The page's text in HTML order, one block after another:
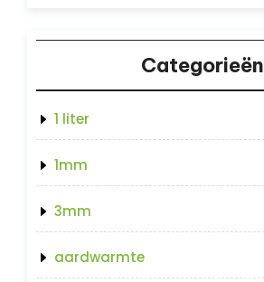
Categorieën
1 liter
1mm
3mm
aardwarmte